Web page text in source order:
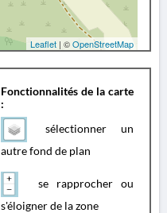
Leaflet | ©OpenStreetMap
Fonctionnalités de la carte
:
sélectionner un
autre fond de plan
se rapprocher ou
s'éloigner de la zone